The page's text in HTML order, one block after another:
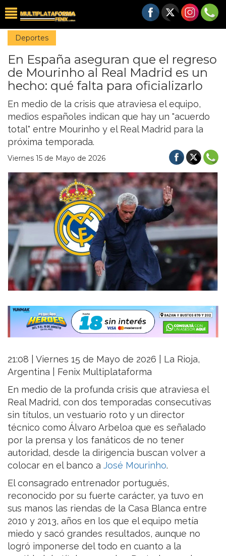
Deportes
En España aseguran que el regreso
de Mourinho al Real Madrid es un
hecho: qué falta para oficializarlo
En medio de la crisis que atraviesa el equipo,
medios españoles indican que hay un "acuerdo
total" entre Mourinho y el Real Madrid para la
próxima temporada.
Viernes 15 de Mayo de 2026
21:08 | Viernes 15 de Mayo de 2026 | La Rioja,
Argentina | Fenix Multiplataforma
En medio de la profunda crisis que atraviesa el
Real Madrid, con dos temporadas consecutivas
sin títulos, un vestuario roto y un director
técnico como Álvaro Arbeloa que es señalado
por la prensa y los fanáticos de no tener
autoridad, desde la dirigencia buscan volver a
colocar en el banco a José Mourinho.
El consagrado entrenador portugués,
reconocido por su fuerte carácter, ya tuvo en
sus manos las riendas de la Casa Blanca entre
2010 y 2013, años en los que el equipo metía
miedo y sacó grandes resultados, aunque no
logró imponerse del todo en cuanto a la